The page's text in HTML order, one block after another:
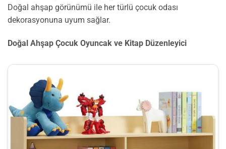
Doğal ahşap görünümü ile her türlü çocuk odası
dekorasyonuna uyum sağlar.
Doğal Ahşap Çocuk Oyuncak ve Kitap Düzenleyici